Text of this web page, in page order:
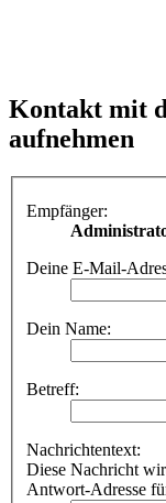
Kontakt mit
aufnehmen
Empfänger:
Deine E-Mail-
Dein Name:
Betreff:
Nachrichtentext:
Diese Nachricht
Antwort-Adresse